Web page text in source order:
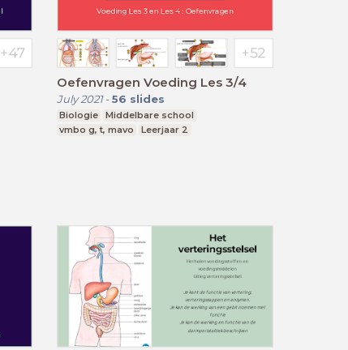
Oefenvragen Voeding Les 3/4
July 2021- 56 slides
Biologie
Middelbare school
vmbo g, t, mavo
Leerjaar 2